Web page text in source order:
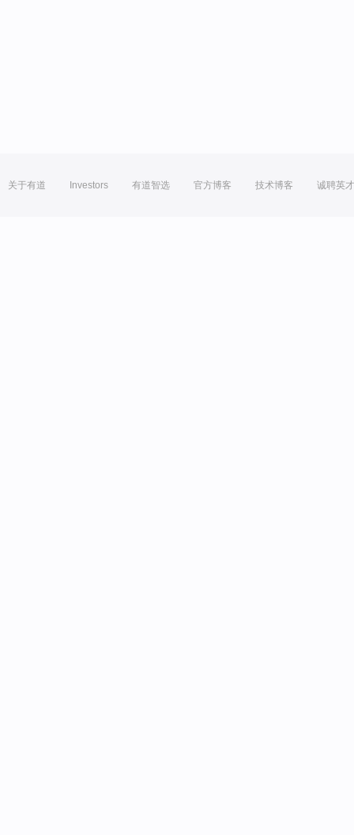
关于有道 Investors 有道智选 官方博客 技术博客 诚聘英才